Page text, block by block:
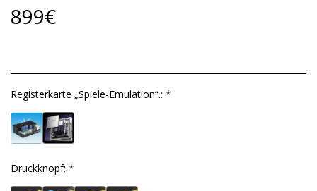
899€
Registerkarte „Spiele-Emulation“.: *
Druckknopf: *